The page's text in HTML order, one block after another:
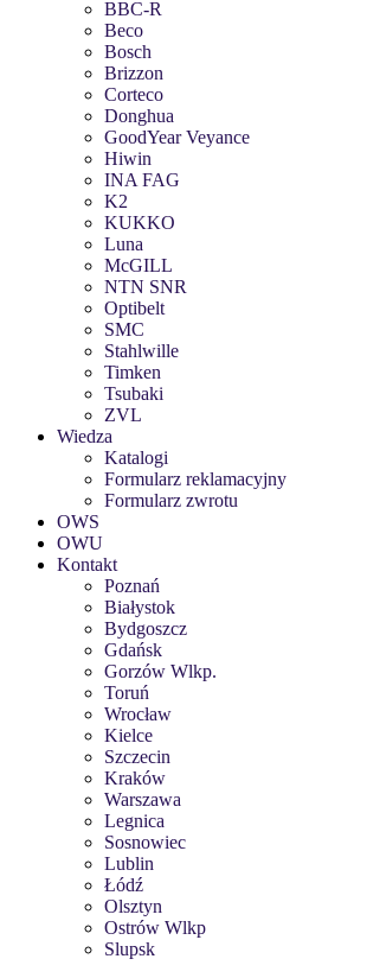
BBC-R
Beco
Bosch
Brizzon
Corteco
Donghua
GoodYear Veyance
Hiwin
INA FAG
K2
KUKKO
Luna
McGILL
NTN SNR
Optibelt
SMC
Stahlwille
Timken
Tsubaki
ZVL
Wiedza
Katalogi
Formularz reklamacyjny
Formularz zwrotu
OWS
OWU
Kontakt
Poznań
Białystok
Bydgoszcz
Gdańsk
Gorzów Wlkp.
Toruń
Wrocław
Kielce
Szczecin
Kraków
Warszawa
Legnica
Sosnowiec
Lublin
Łódź
Olsztyn
Ostrów Wlkp
Slupsk